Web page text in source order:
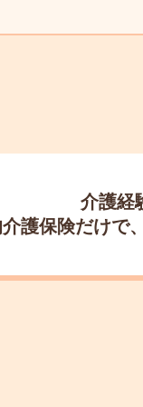
介護経
護保険だけで、